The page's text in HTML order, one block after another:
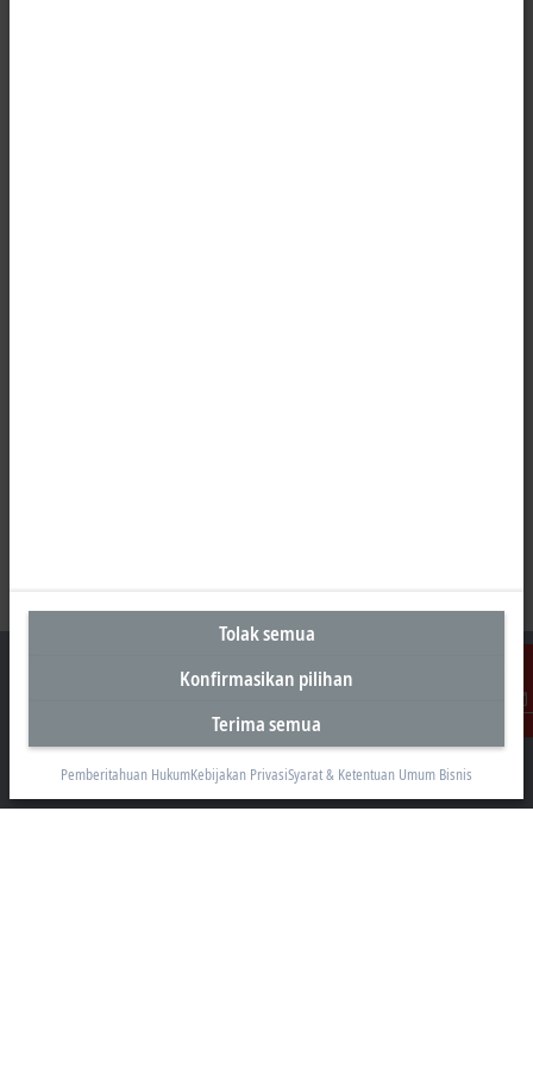
Kantor Perwakilan Indonesia
AKR Tower 21st Floor, Unit C - D
Jl. Panjang No. 5, Kebon Jeruk
Tolak semua
Konfirmasikan pilihan
Terima semua
Pemberitahuan HukumKebijakan PrivasiSyarat & Ketentuan Umum Bisnis